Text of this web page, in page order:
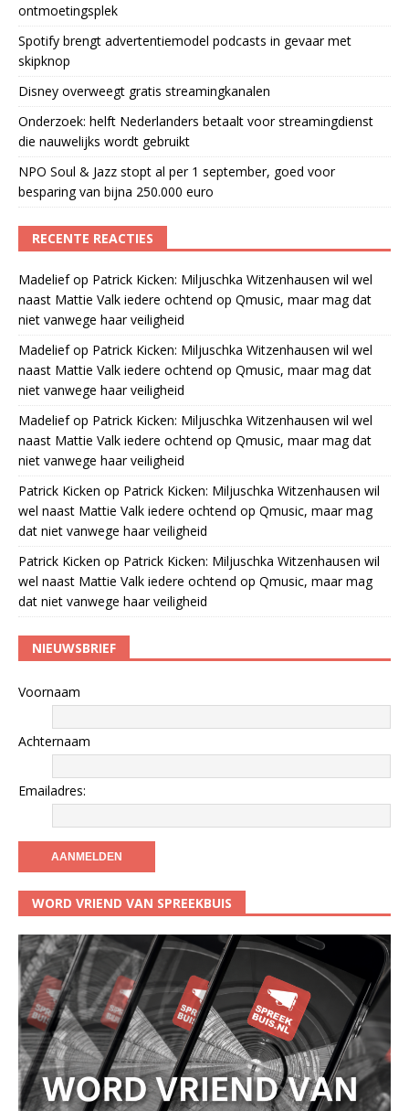
ontmoetingsplek
Spotify brengt advertentiemodel podcasts in gevaar met
skipknop
Disney overweegt gratis streamingkanalen
Onderzoek: helft Nederlanders betaalt voor streamingdienst
die nauwelijks wordt gebruikt
NPO Soul & Jazz stopt al per 1 september, goed voor
besparing van bijna 250.000 euro
RECENTE REACTIES
Madeliefop Patrick Kicken: Miljuschka Witzenhausen wil wel
naast Mattie Valk iedere ochtend op Qmusic, maar mag dat
niet vanwege haar veiligheid
Madeliefop Patrick Kicken: Miljuschka Witzenhausen wil wel
naast Mattie Valk iedere ochtend op Qmusic, maar mag dat
niet vanwege haar veiligheid
Madeliefop Patrick Kicken: Miljuschka Witzenhausen wil wel
naast Mattie Valk iedere ochtend op Qmusic, maar mag dat
niet vanwege haar veiligheid
Patrick Kicken op Patrick Kicken: Miljuschka Witzenhausen wil
wel naast Mattie Valk iedere ochtend op Qmusic, maar mag
dat niet vanwege haar veiligheid
Patrick Kicken op Patrick Kicken: Miljuschka Witzenhausen wil
wel naast Mattie Valk iedere ochtend op Qmusic, maar mag
dat niet vanwege haar veiligheid
NIEUWSBRIEF
Voornaam
Achternaam
Emailadres:
WORD VRIEND VAN SPREEKBUIS